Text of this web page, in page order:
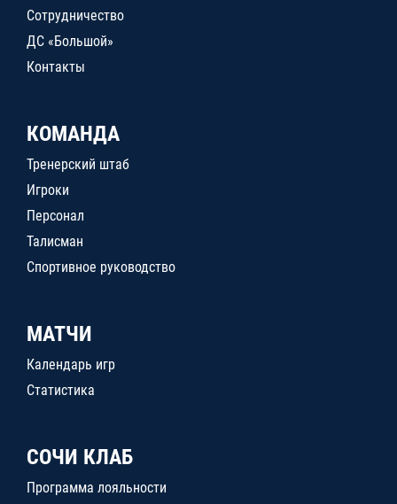
Сотрудничество
ДС «Большой»
Контакты
КОМАНДА
Тренерский штаб
Игроки
Персонал
Талисман
Спортивное руководство
МАТЧИ
Календарь игр
Статистика
СОЧИ КЛАБ
Программа лояльности